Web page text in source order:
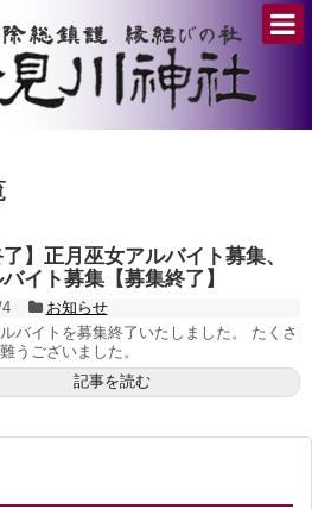
了】正月巫女アルバイト募集、
イト募集【募集終了】
お知らせ
バイトを募集終了いたしました。 たくさ
うございました。
記事を読む